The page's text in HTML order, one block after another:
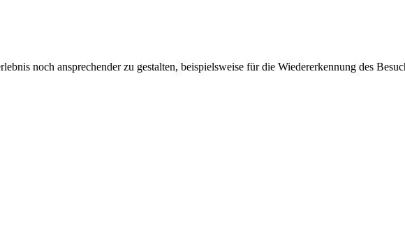
noch ansprechender zu gestalten, beispielsweise für die Wiedererkennung des